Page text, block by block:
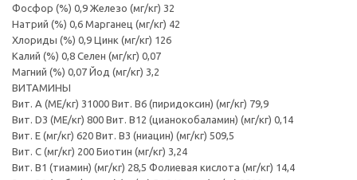
Фосфор (%) 0,9 Железо (мг/кг) 32
Натрий (%) 0,6 Марганец (мг/кг) 42
Хлориды (%) 0,9 Цинк (мг/кг) 126
Калий (%) 0,8 Селен (мг/кг) 0,07
Магний (%) 0,07 Йод (мг/кг) 3,2
ВИТАМИНЫ
Вит. A (МЕ/кг) 31000 Вит. B6 (пиридоксин) (мг/кг) 79,9
Вит. D3 (МЕ/кг) 800 Вит. B12 (цианокобаламин) (мг/кг) 0,14
Вит. E (мг/кг) 620 Вит. B3 (ниацин) (мг/кг) 509,5
Вит. C (мг/кг) 200 Биотин (мг/кг) 3,24
Вит. B1 (тиамин) (мг/кг) 28,5 Фолиевая кислота (мг/кг) 14,4